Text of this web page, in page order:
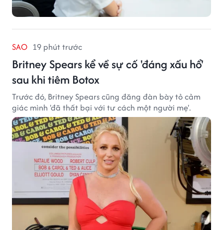
SAO 19 phút trước
Britney Spears kể về sự cố 'đáng xấu hổ'
sau khi tiêm Botox
Trước đó, Britney Spears cũng đăng đàn bày tỏ cảm
giác mình 'đã thất bại với tư cách một người mẹ'.